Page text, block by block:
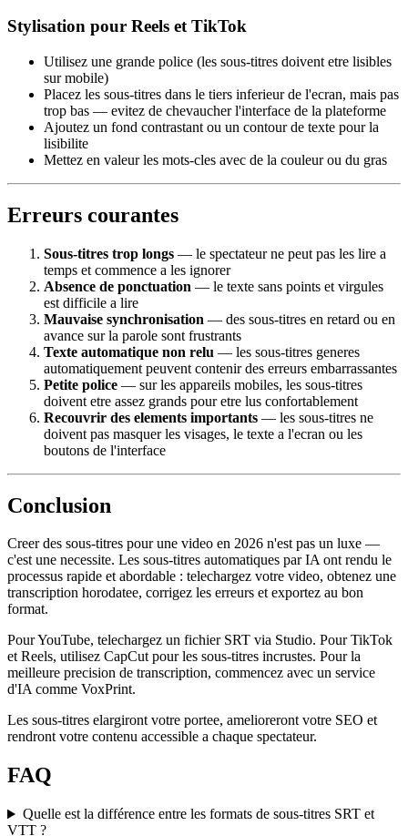
Stylisation pour Reels et TikTok
Utilisez une grande police (les sous-titres doivent etre lisibles
sur mobile)
Placez les sous-titres dans le tiers inferieur de l'ecran, mais pas
trop bas — evitez de chevaucher l'interface de la plateforme
Ajoutez un fond contrastant ou un contour de texte pour la
lisibilite
Mettez en valeur les mots-cles avec de la couleur ou du gras
Erreurs courantes
Sous-titres trop longs — le spectateur ne peut pas les lire a
temps et commence a les ignorer
Absence de ponctuation — le texte sans points et virgules
est difficile a lire
Mauvaise synchronisation — des sous-titres en retard ou en
avance sur la parole sont frustrants
Texte automatique non relu — les sous-titres generes
automatiquement peuvent contenir des erreurs embarrassantes
Petite police — sur les appareils mobiles, les sous-titres
doivent etre assez grands pour etre lus confortablement
Recouvrir des elements importants — les sous-titres ne
doivent pas masquer les visages, le texte a l'ecran ou les
boutons de l'interface
Conclusion
Creer des sous-titres pour une video en 2026 n'est pas un luxe —
c'est une necessite. Les sous-titres automatiques par IA ont rendu le
processus rapide et abordable : telechargez votre video, obtenez une
transcription horodatee, corrigez les erreurs et exportez au bon
format.
Pour YouTube, telechargez un fichier SRT via Studio. Pour TikTok
et Reels, utilisez CapCut pour les sous-titres incrustes. Pour la
meilleure precision de transcription, commencez avec un service
d'IA comme VoxPrint.
Les sous-titres elargiront votre portee, amelioreront votre SEO et
rendront votre contenu accessible a chaque spectateur.
FAQ
Quelle est la différence entre les formats de sous-titres SRT et
VTT ?